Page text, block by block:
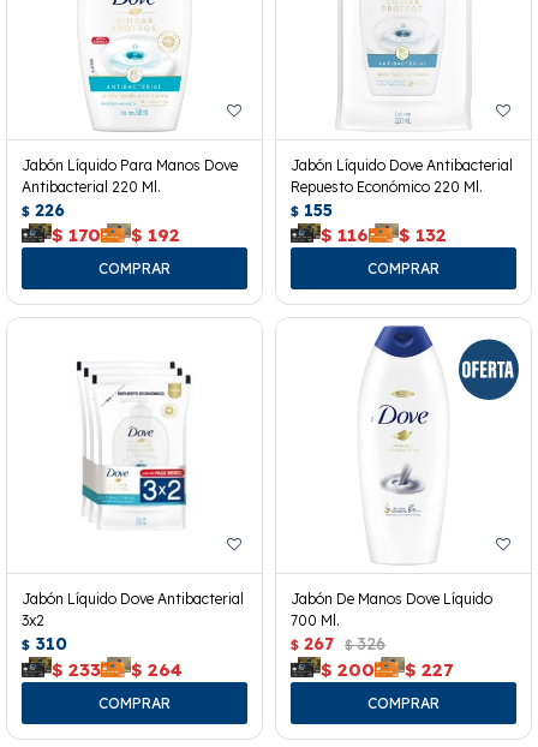
Jabón Líquido Para Manos Dove
Antibacterial 220 Ml.
$ 226
$ 170 $ 192
Jabón Líquido Dove Antibacterial
Repuesto Económico 220 Ml.
$ 155
$ 116 $ 132
Jabón Líquido Dove Antibacterial
3x2
$ 310
$ 233 $ 264
Jabón De Manos Dove Líquido
700 Ml.
$ 267 $ 326
$ 200 $ 227